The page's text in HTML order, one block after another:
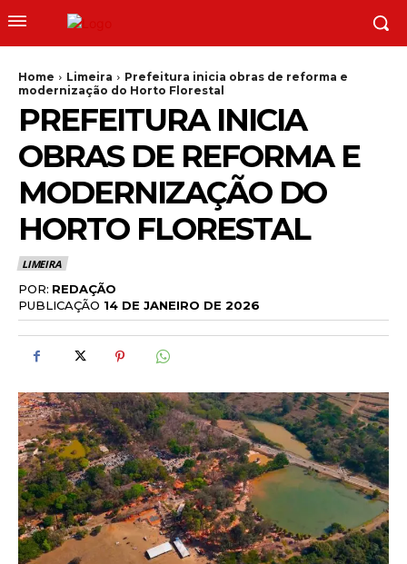
Home Limeira
Prefeitura inicia obras de reforma e
modernização do Horto Florestal
PREFEITURA INICIA
OBRAS DE REFORMA E
MODERNIZAÇÃO DO
HORTO FLORESTAL
LIMEIRA
POR: REDAÇÃO
PUBLICAÇÃO 14 DE JANEIRO DE 2026